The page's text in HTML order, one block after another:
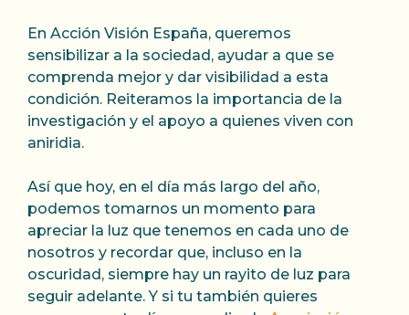
En Acción Visión España, queremos
sensibilizar a la sociedad, ayudar a que se
comprenda mejor y dar visibilidad a esta
condición. Reiteramos la importancia de la
investigación y el apoyo a quienes viven con
aniridia.
Así que hoy, en el día más largo del año,
podemos tomarnos un momento para
apreciar la luz que tenemos en cada uno de
nosotros y recordar que, incluso en la
oscuridad, siempre hay un rayito de luz para
seguir adelante. Y si tu también quieres